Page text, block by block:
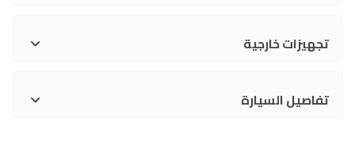
تجهيزات خارجية
تفاصيل السيارة